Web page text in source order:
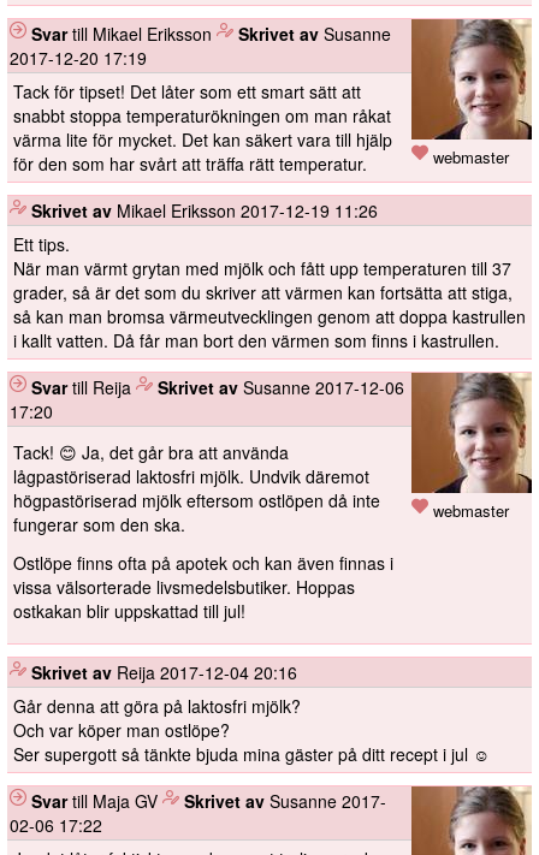
webmaster
Svartill Mikael Eriksson Skrivet av Susanne
2017-12-20 17:19
Tack för tipset! Det låter som ett smart sätt att
snabbt stoppa temperaturökningen om man råkat
värma lite för mycket. Det kan säkert vara till hjälp
för den som har svårt att träffa rätt temperatur.
Skrivet av Mikael Eriksson 2017-12-19 11:26
Ett tips.
När man värmt grytan med mjölk och fått upp temperaturen till 37
grader, så är det som du skriver att värmen kan fortsätta att stiga,
så kan man bromsa värmeutvecklingen genom att doppa kastrullen
i kallt vatten. Då får man bort den värmen som finns i kastrullen.
webmaster
Svartill Reija Skrivet av Susanne 2017-12-06
17:20
Tack! 😊 Ja, det går bra att använda
lågpastöriserad laktosfri mjölk. Undvik däremot
högpastöriserad mjölk eftersom ostlöpen då inte
fungerar som den ska.
Ostlöpe finns ofta på apotek och kan även finnas i
vissa välsorterade livsmedelsbutiker. Hoppas
ostkakan blir uppskattad till jul!
Skrivet av Reija 2017-12-04 20:16
Går denna att göra på laktosfri mjölk?
Och var köper man ostlöpe?
Ser supergott så tänkte bjuda mina gäster på ditt recept i jul ☺️
Svartill Maja GV Skrivet av Susanne 2017-
02-06 17:22